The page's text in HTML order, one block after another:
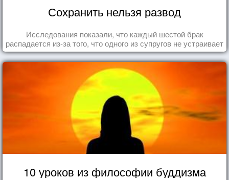
Сохранить нельзя развод
Исследования показали, что каждый шестой брак
распадается из-за того, что одного из супругов не устраивает
та роль, которая выпала ему в семье.
10 уроков из философии буддизма